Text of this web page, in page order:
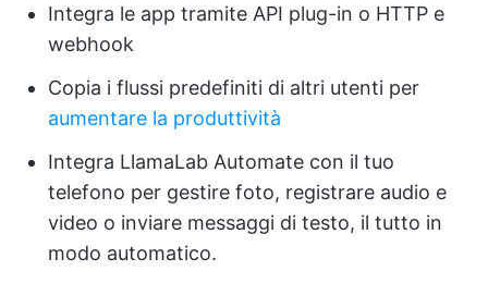
Integra le app tramite API plug-in o HTTP e
webhook
Copia i flussi predefiniti di altri utenti per
aumentare la produttività
Integra LlamaLab Automate con il tuo
telefono per gestire foto, registrare audio e
video o inviare messaggi di testo, il tutto in
modo automatico.